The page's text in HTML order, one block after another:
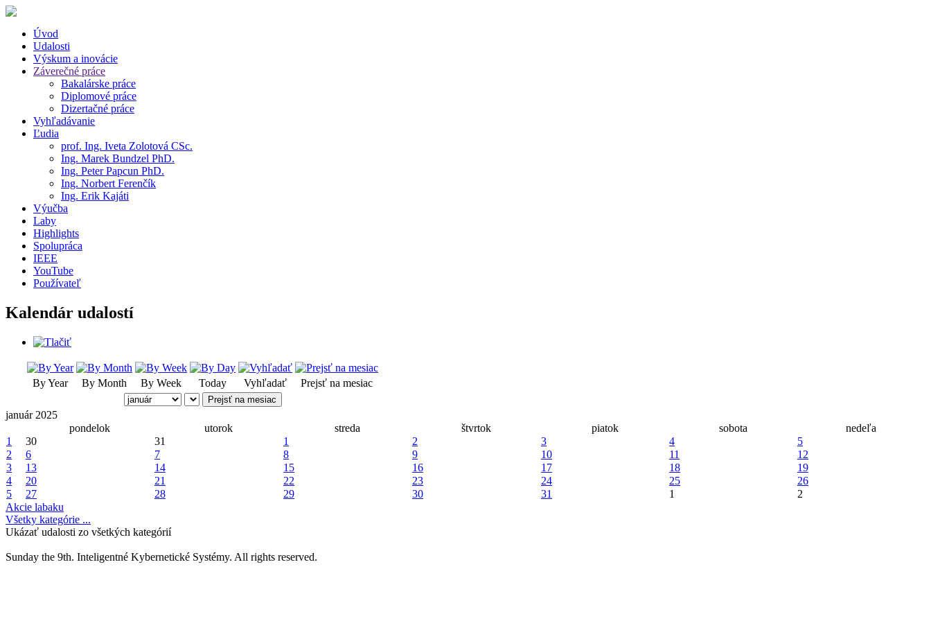
Úvod
Udalosti
Výskum a inovácie
Záverečné práce
Bakalárske práce
Diplomové práce
Dizertačné práce
Vyhľadávanie
Ľudia
prof. Ing. Iveta Zolotová CSc.
Ing. Marek Bundzel PhD.
Ing. Peter Papcun PhD.
Ing. Norbert Ferenčík
Ing. Erik Kajáti
Výučba
Laby
Highlights
Spolupráca
IEEE
YouTube
Používateľ
Kalendár udalostí
By Year By Month By Week Today Vyhľadať Prejsť na mesiac
Prejsť na mesiac
január 2025
pondelok
utorok streda štvrtok piatok sobota
nedeľa
1
30 31 1 2 3 4
5
2
6 7 8 9 10 11
12
3
13 14 15 16 17 18
19
4
20 21 22 23 24 25
26
5
27 28 29 30 31 1
2
Akcie labaku
Všetky kategórie ...
Ukázať udalosti zo všetkých kategórií
Sunday the 9th. Inteligentné Kybernetické Systémy. All rights reserved.